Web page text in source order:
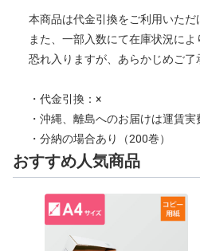
本商品は代金引換をご利用いた
また、一部入数にて在庫状況に
恐れ入りますが、あらかじめご了
・代金引換：×
・沖縄、離島へのお届けは運賃実
・分納の場合あり（200巻）
おすすめ人気商品